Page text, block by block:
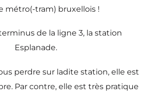
métro(-tram) bruxellois !
de la ligne 3, la station
Esplanade.
perdre sur ladite station, elle est
Par contre, elle est très pratique